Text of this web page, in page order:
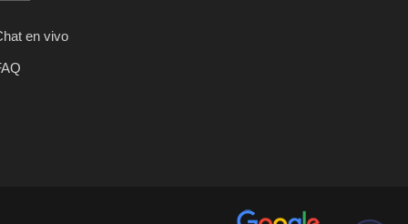
en vivo